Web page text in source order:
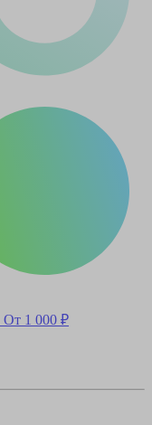
От 1 000 ₽